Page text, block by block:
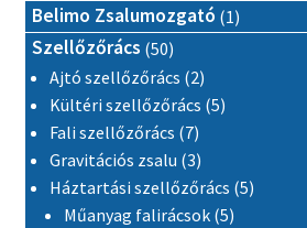
Belimo Zsalumozgató 11 termék
Szellőzőrács 5050 termék
Ajtó szellőzőrács 22 termék
Kültéri szellőzőrács 55 termék
Fali szellőzőrács 77 termék
Gravitációs zsalu 33 termék
Háztartási szellőzőrács 55 termék
Műanyag falirácsok 55 termék